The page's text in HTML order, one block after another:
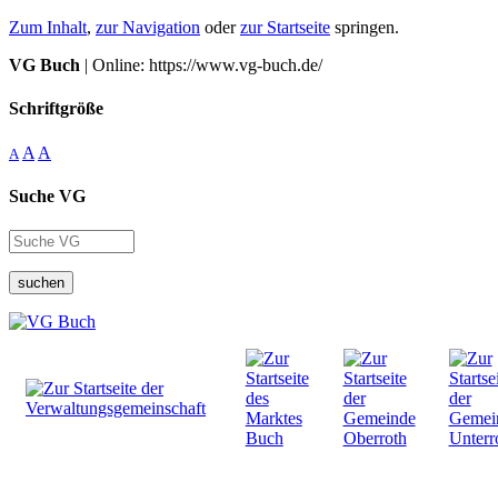
Zum Inhalt, zur Navigation oderzur Startseite springen.
VG Buch | Online: https://www.vg-buch.de/
Schriftgröße
A A A
Suche VG
suchen